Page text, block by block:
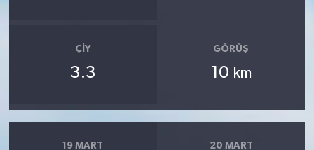
ÇIY
3.3
GÖRÜŞ
10 km
19 MART 20 MART